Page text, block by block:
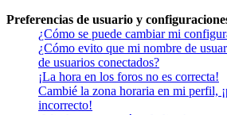
Preferencias de usuario y
¿Cómo se puede cambiar mi
¿Cómo evito que mi nombre de
de usuarios conectados?
¡La hora en los foros no es correcta!
Cambié la zona horaria en mi perfil,
incorrecto!